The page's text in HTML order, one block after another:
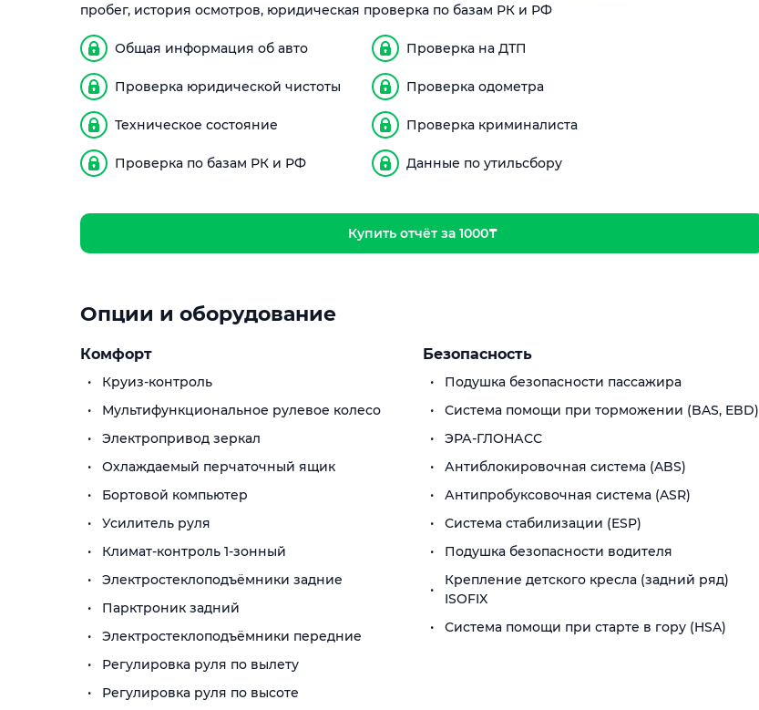
пробег, история осмотров, юридическая проверка по базам РК и РФ
Общая информация об авто Проверка на ДТП
Проверка юридической чистоты Проверка одометра
Техническое состояние Проверка криминалиста
Проверка по базам РК и РФ Данные по утильсбору
Купить отчёт за 1000₸
Опции и оборудование
Комфорт
Круиз-контроль
Мультифункциональное рулевое колесо
Электропривод зеркал
Охлаждаемый перчаточный ящик
Бортовой компьютер
Усилитель руля
Климат-контроль 1-зонный
Электростеклоподъёмники задние
Парктроник задний
Электростеклоподъёмники передние
Регулировка руля по вылету
Регулировка руля по высоте
Безопасность
Подушка безопасности пассажира
Система помощи при торможении (BAS, EBD)
ЭРА-ГЛОНАСС
Антиблокировочная система (ABS)
Антипробуксовочная система (ASR)
Система стабилизации (ESP)
Подушка безопасности водителя
Крепление детского кресла (задний ряд)
ISOFIX
Система помощи при старте в гору (HSA)